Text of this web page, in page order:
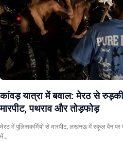
कांवड़ यात्रा में बवाल: मेरठ से
मारपीट, पथराव और तोड़फोड़
मेरठ में पुलिसकर्मियों से मारपीट, लखनऊ में स्कूल वैन पर
में…